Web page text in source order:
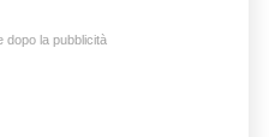
dopo la pubblicità